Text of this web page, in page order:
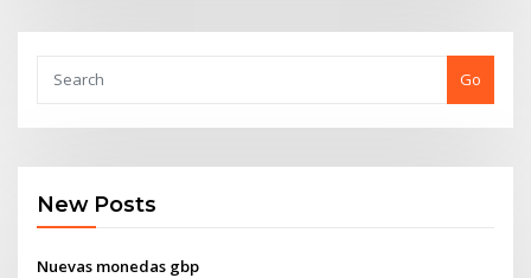
Go
New Posts
Nuevas monedas gbp